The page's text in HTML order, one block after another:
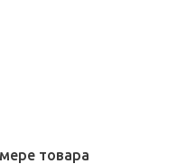
товара